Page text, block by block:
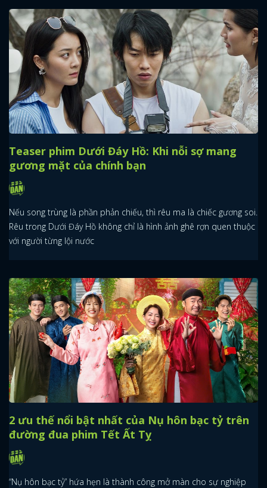
Teaser phim Dưới Đáy Hồ: Khi nỗi sợ mang
gương mặt của chính bạn
Nếu song trùng là phần phản chiếu, thì rêu ma là chiếc gương soi.
Rêu trong Dưới Đáy Hồ không chỉ là hình ảnh ghê rợn quen thuộc
với người từng lội nước
2 ưu thế nổi bật nhất của Nụ hôn bạc tỷ trên
đường đua phim Tết Ất Tỵ
“Nụ hôn bạc tỷ” hứa hẹn là thành công mở màn cho sự nghiệp